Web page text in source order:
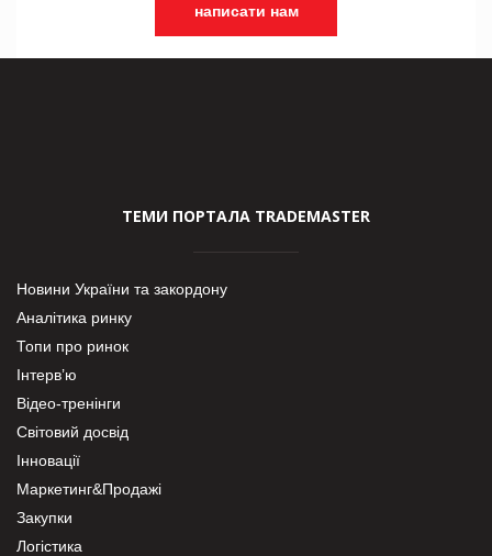
написати нам
ТЕМИ ПОРТАЛА TRADEMASTER
Новини України та закордону
Аналітика ринку
Топи про ринок
Інтерв’ю
Відео-тренінги
Світовий досвід
Інновації
Маркетинг&Продажі
Закупки
Логістика